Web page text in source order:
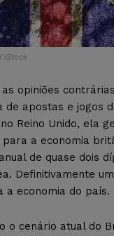
iStock
opiniões
de apostas e jogos
Reino Unido, ela
a economia
de quase dois
Definitivamente
a economia do país.
o cenário atual do